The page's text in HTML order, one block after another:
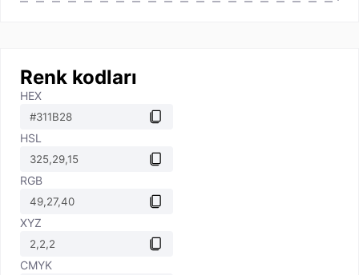
Renk kodları
HEX
HSL
RGB
XYZ
CMYK